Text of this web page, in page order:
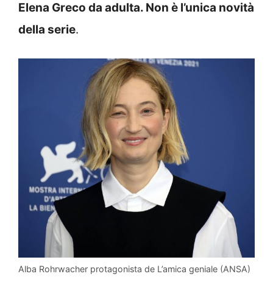
Elena Greco da adulta. Non è l’unica novità
della serie.
Alba Rohrwacher protagonista de L’amica geniale (ANSA)